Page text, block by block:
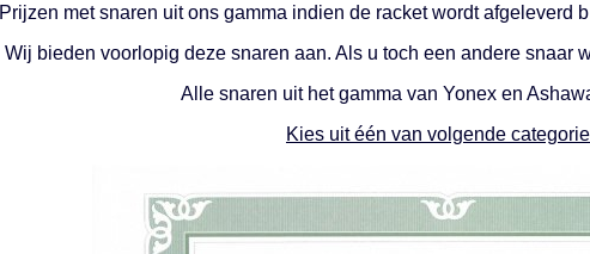
Prijzen met snaren uit ons gamma indien de racket wordt afgeleverd
Wij bieden voorlopig deze snaren aan. Als u toch een andere snaar
Alle snaren uit het gamma van Yonex en
Kies uit één van volgende